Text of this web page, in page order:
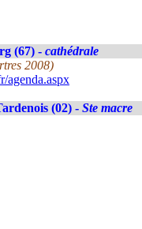
(67) - cathédrale
2008)
agenda.aspx
(02) - Ste macre